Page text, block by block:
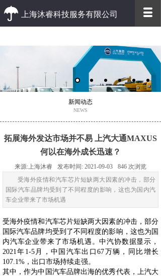
上海沐睿科技服务有限公司
优质的客户服务 高效的办事效率
新闻动态
NEWS
拓展海外发达市场并不易 上汽大通MAXUS
何以在海外成长迅速？
来源:上海沐睿 发布时间: 2021-09-03 846 次浏览
受海外疫情和汽车芯片短缺两大因素的冲击，部分
国际汽车品牌均受到了不同程度的影响，这也为国内汽
车企业带来了市场机遇
受海外疫情和汽车芯片短缺两大因素的冲击，部分
国际汽车品牌均受到了不同程度的影响，这也为国
内汽车企业带来了市场机遇。中汽协数据显示，
2021年1-5月，中国汽车出口67万辆，同比增长
107.1%，出口市场持续走强。
其中，作为中国汽车品牌出海的优秀代表，上汽大